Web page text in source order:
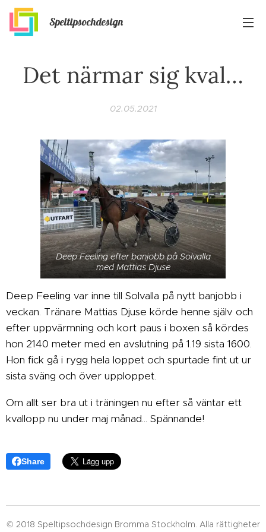
Speltipsochdesign
Det närmar sig kval…
02.05.2021
Deep Feeling efter banjobb på Solvalla
med Mattias Djuse
Deep Feeling var inne till Solvalla på nytt banjobb i
veckan. Tränare Mattias Djuse körde henne själv och
efter uppvärmning och kort paus i boxen så kördes
hon 2140 meter med en avslutning på 1.19 sista 1600.
Hon fick gå i rygg hela loppet och spurtade fint ut ur
sista sväng och över upploppet.
Om allt ser bra ut i träningen nu efter så väntar ett
kvallopp nu under maj månad... Spännande!
Share
© 2018 Speltipsochdesign Bromma Stockholm. Alla rättigheter